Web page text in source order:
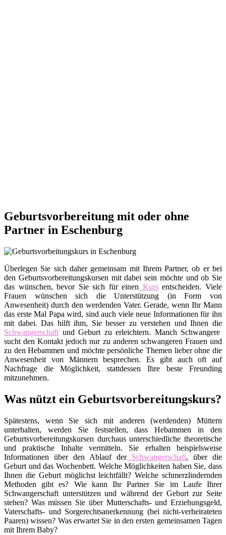
Geburtsvorbereitung mit oder ohne
Partner in Eschenburg
Überlegen Sie sich daher gemeinsam mit Ihrem Partner, ob er bei
den Geburtsvorbereitungskursen mit dabei sein möchte und ob Sie
das wünschen, bevor Sie sich für einen Kursentscheiden. Viele
Frauen wünschen sich die Unterstützung (in Form von
Anwesenheit) durch den werdenden Vater. Gerade, wenn Ihr Mann
das erste Mal Papa wird, sind auch viele neue Informationen für ihn
mit dabei. Das hilft ihm, Sie besser zu verstehen und Ihnen die
Schwangerschaft und Geburt zu erleichtern. Manch Schwangere
sucht den Kontakt jedoch nur zu anderen schwangeren Frauen und
zu den Hebammen und möchte persönliche Themen lieber ohne die
Anwesenheit von Männern besprechen. Es gibt auch oft auf
Nachfrage die Möglichkeit, stattdessen Ihre beste Freunding
mitzunehmen.
Was nützt ein Geburtsvorbereitungskurs?
Spätestens, wenn Sie sich mit anderen (werdenden) Müttern
unterhalten, werden Sie feststellen, dass Hebammen in den
Geburtsvorbereitungskursen durchaus unterschiedliche theoretische
und praktische Inhalte vermitteln. Sie erhalten beispielsweise
Informationen über den Ablauf derSchwangerschaft, über die
Geburt und das Wochenbett. Welche Möglichkeiten haben Sie, dass
Ihnen die Geburt möglichst leichtfällt? Welche schmerzlindernden
Methoden gibt es? Wie kann Ihr Partner Sie im Laufe Ihrer
Schwangerschaft unterstützen und während der Geburt zur Seite
stehen? Was müssen Sie über Mutterschafts- und Erziehungsgeld,
Vaterschafts- und Sorgerechtsanerkennung (bei nicht-verheirateten
Paaren) wissen? Was erwartet Sie in den ersten gemeinsamen Tagen
mit Ihrem Baby?